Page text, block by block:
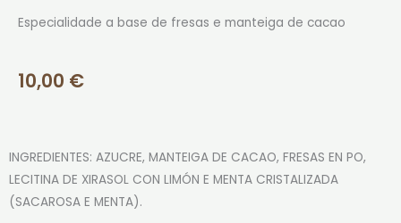
Especialidade a base de fresas e manteiga de cacao
10,00 €
INGREDIENTES: AZUCRE, MANTEIGA DE CACAO, FRESAS EN PO,
LECITINA DE XIRASOL CON LIMÓN E MENTA CRISTALIZADA
(SACAROSA E MENTA).